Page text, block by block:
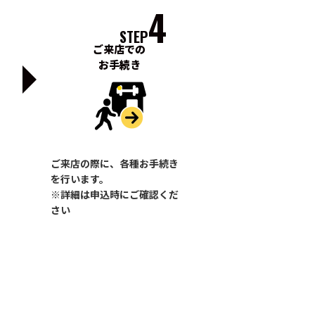
STEP4
ご来店での
お手続き
ご来店の際に、各種お手続き
を行います。
※詳細は申込時にご確認くだ
さい